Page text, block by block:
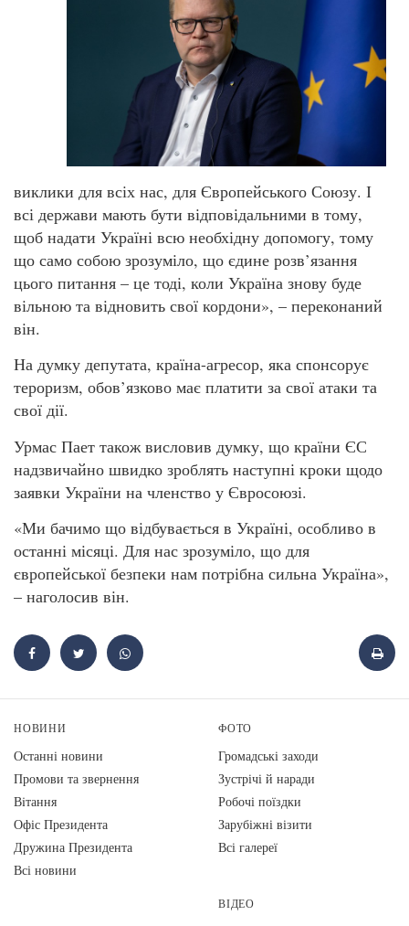
виклики для всіх нас, для Європейського Союзу. І
всі держави мають бути відповідальними в тому,
щоб надати Україні всю необхідну допомогу, тому
що само собою зрозуміло, що єдине розв’язання
цього питання – це тоді, коли Україна знову буде
вільною та відновить свої кордони», – переконаний
він.
На думку депутата, країна-агресор, яка спонсорує
тероризм, обов’язково має платити за свої атаки та
свої дії.
Урмас Пает також висловив думку, що країни ЄС
надзвичайно швидко зроблять наступні кроки щодо
заявки України на членство у Євросоюзі.
«Ми бачимо що відбувається в Україні, особливо в
останні місяці. Для нас зрозуміло, що для
європейської безпеки нам потрібна сильна Україна»,
– наголосив він.
НОВИНИ
Останні новини
Промови та звернення
Вiтання
Офіс Президента
Дружина Президента
Всі новини
ФОТО
Громадські заходи
Зустрічі й наради
Робочі поїздки
Зарубіжні візити
Всі галереї
ВІДЕО